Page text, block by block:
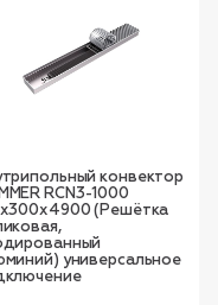
конвектор
RCN3-1000
(Решётка
универсальное